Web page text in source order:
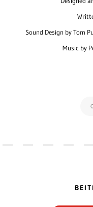
Sound Design by Tom
Music by